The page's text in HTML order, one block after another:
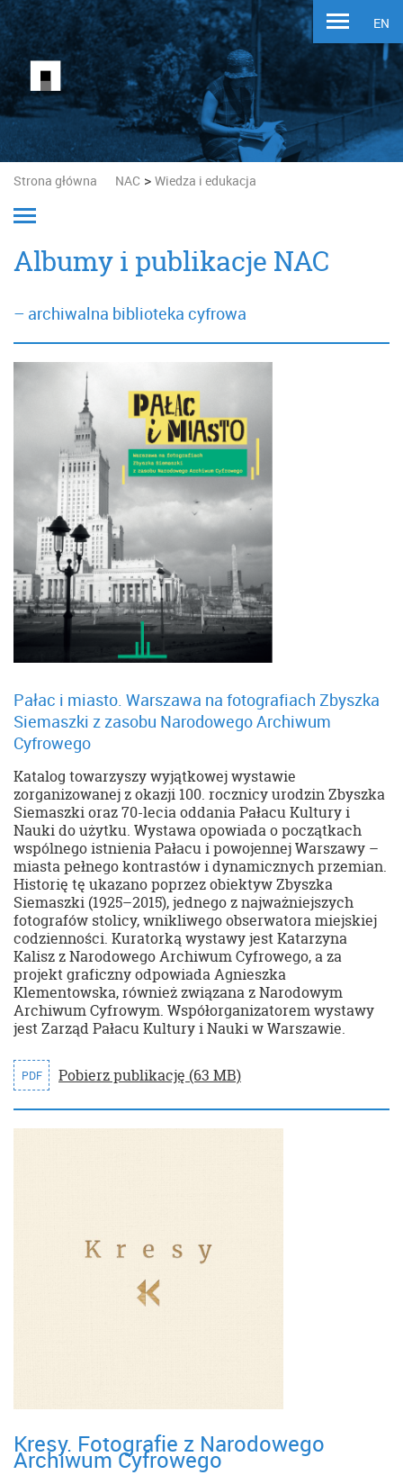
EN
Strona główna NAC > Wiedza i edukacja
Albumy i publikacje NAC
– archiwalna biblioteka cyfrowa
Pałac i miasto. Warszawa na fotografiach Zbyszka
Siemaszki z zasobu Narodowego Archiwum
Cyfrowego
Katalog towarzyszy wyjątkowej wystawie
zorganizowanej z okazji 100. rocznicy urodzin Zbyszka
Siemaszki oraz 70-lecia oddania Pałacu Kultury i
Nauki do użytku. Wystawa opowiada o początkach
wspólnego istnienia Pałacu i powojennej Warszawy –
miasta pełnego kontrastów i dynamicznych przemian.
Historię tę ukazano poprzez obiektyw Zbyszka
Siemaszki (1925–2015), jednego z najważniejszych
fotografów stolicy, wnikliwego obserwatora miejskiej
codzienności. Kuratorką wystawy jest Katarzyna
Kalisz z Narodowego Archiwum Cyfrowego, a za
projekt graficzny odpowiada Agnieszka
Klementowska, również związana z Narodowym
Archiwum Cyfrowym. Współorganizatorem wystawy
jest Zarząd Pałacu Kultury i Nauki w Warszawie.
PDF Pobierz publikację (63 MB)
Kresy. Fotografie z Narodowego
Archiwum Cyfrowego